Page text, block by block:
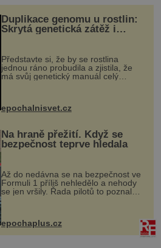
Duplikace genomu u rostlin:
Skrytá genetická zátěž i
Představte si, že by se rostlina
jednou ráno probudila a zjistila, že
má svůj genetický manuál celý
vstupenka...
epochalnisvet.cz
Na hraně přežití. Když se
bezpečnost teprve hledala
Až do nedávna se na bezpečnost ve
Formuli 1 příliš nehledělo a nehody
se jen vršily. Řada pilotů to poznala
na vlastní kůži, často s trvalými
následky nebo bohužel i ztrátou
života. Dnes nepochopiteln...
epochaplus.cz